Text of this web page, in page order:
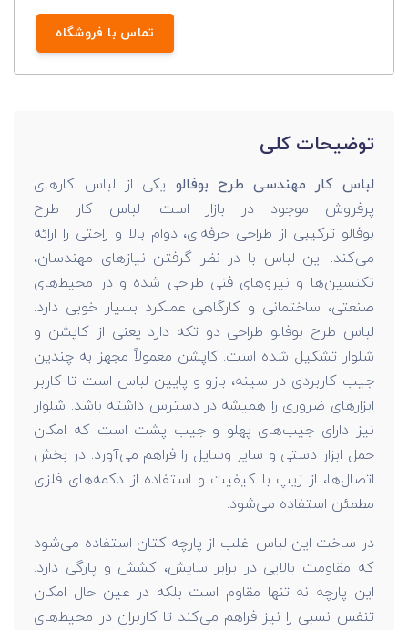
تماس با فروشگاه
توضیحات کلی
لباس کار مهندسی طرح بوفالو یکی از لباس کارهای
پرفروش موجود در بازار است. لباس کار طرح
بوفالو ترکیبی از طراحی حرفه‌ای، دوام بالا و راحتی را ارائه
می‌کند. این لباس با در نظر گرفتن نیازهای مهندسان،
تکنسین‌ها و نیروهای فنی طراحی شده و در محیط‌های
صنعتی، ساختمانی و کارگاهی عملکرد بسیار خوبی دارد.
لباس طرح بوفالو طراحی دو تکه دارد یعنی از کاپشن و
شلوار تشکیل شده است. کاپشن معمولاً مجهز به چندین
جیب کاربردی در سینه، بازو و پایین لباس است تا کاربر
ابزارهای ضروری را همیشه در دسترس داشته باشد. شلوار
نیز دارای جیب‌های پهلو و جیب پشت است که امکان
حمل ابزار دستی و سایر وسایل را فراهم می‌آورد. در بخش
اتصال‌ها، از زیپ با کیفیت و استفاده از دکمه‌های فلزی
مطمئن استفاده می‌شود.
در ساخت این لباس اغلب از پارچه کتان استفاده می‌شود
که مقاومت بالایی در برابر سایش، کشش و پارگی دارد.
این پارچه نه تنها مقاوم است بلکه در عین حال امکان
تنفس نسبی را نیز فراهم می‌کند تا کاربران در محیط‌های